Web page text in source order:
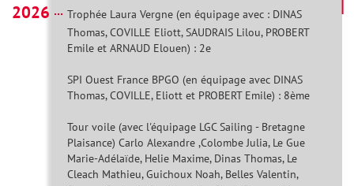
2026
Trophée Laura Vergne (en équipage avec : DINAS
Thomas, COVILLE Eliott, SAUDRAIS Lilou, PROBERT
Emile et ARNAUD Elouen) : 2e
SPI Ouest France BPGO (en équipage avec DINAS
Thomas, COVILLE, Eliott et PROBERT Emile) : 8ème
Tour voile (avec l'équipage LGC Sailing - Bretagne
Plaisance) Carlo Alexandre ,Colombe Julia, Le Gue
Marie-Adélaïde, Helie Maxime, Dinas Thomas, Le
Cleach Mathieu, Guichoux Noah, Belles Valentin,